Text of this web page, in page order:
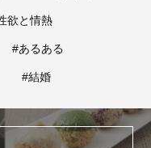
欲と情熱
#あるある
#結婚